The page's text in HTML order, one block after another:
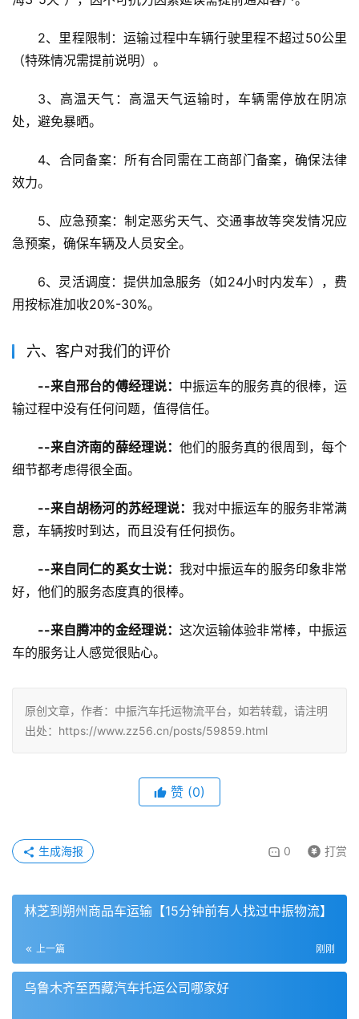
2、里程限制：运输过程中车辆行驶里程不超过50公里
（特殊情况需提前说明）。
3、高温天气：高温天气运输时，车辆需停放在阴凉
处，避免暴晒。
4、合同备案：所有合同需在工商部门备案，确保法律
效力。
5、应急预案：制定恶劣天气、交通事故等突发情况应
急预案，确保车辆及人员安全。
6、灵活调度：提供加急服务（如24小时内发车），费
用按标准加收20%-30%。
六、客户对我们的评价
--来自邢台的傅经理说： 中振运车的服务真的很棒，运
输过程中没有任何问题，值得信任。
--来自济南的薛经理说： 他们的服务真的很周到，每个
细节都考虑得很全面。
--来自胡杨河的苏经理说：我对中振运车的服务非常满
意，车辆按时到达，而且没有任何损伤。
--来自同仁的奚女士说： 我对中振运车的服务印象非常
好，他们的服务态度真的很棒。
--来自腾冲的金经理说： 这次运输体验非常棒，中振运
车的服务让人感觉很贴心。
原创文章，作者：中振汽车托运物流平台，如若转载，请注明
出处：https://www.zz56.cn/posts/59859.html
赞 (0)
0 打赏
生成海报
林芝到朔州商品车运输【15分钟前有人找过中振物流】
上一篇 刚刚
乌鲁木齐至西藏汽车托运公司哪家好